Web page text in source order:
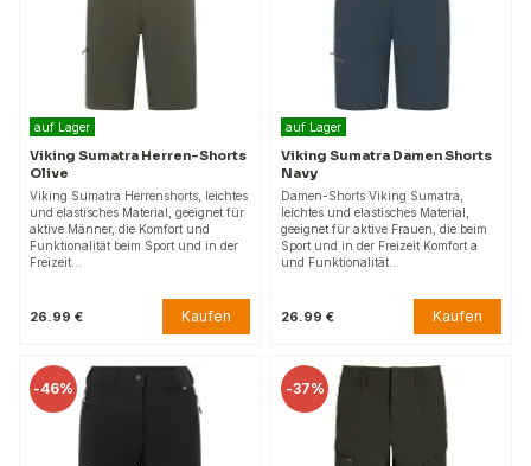
auf Lager
Viking Sumatra Herren-Shorts
Olive
Viking Sumatra Herrenshorts, leichtes
und elastisches Material, geeignet für
aktive Männer, die Komfort und
Funktionalität beim Sport und in der
Freizeit…
26.99 € Kaufen
auf Lager
Viking Sumatra Damen Shorts
Navy
Damen-Shorts Viking Sumatra,
leichtes und elastisches Material,
geeignet für aktive Frauen, die beim
Sport und in der Freizeit Komfort a
und Funktionalität…
26.99 € Kaufen
-46% -37%